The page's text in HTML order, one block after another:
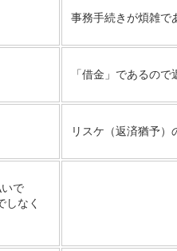
事務手続きが煩雑で
「借金」であるの
リスケ（返済猶予）
で
しなく